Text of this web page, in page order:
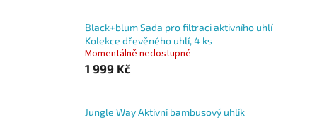
Black+blum Sada pro filtraci aktivního uhlí
Kolekce dřevěného uhlí, 4 ks
Momentálně nedostupné
1 999 Kč
Jungle Way Aktivní bambusový uhlík